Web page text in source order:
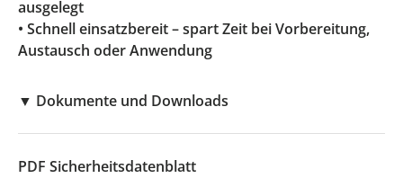
ausgelegt
• Schnell einsatzbereit – spart Zeit bei Vorbereitung,
Austausch oder Anwendung
▼ Dokumente und Downloads
PDF Sicherheitsdatenblatt